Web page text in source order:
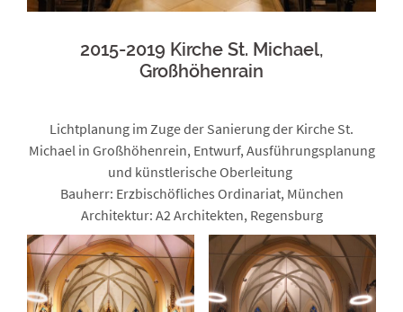
2015-2019 Kirche St. Michael,
Großhöhenrain
Lichtplanung im Zuge der Sanierung der Kirche St.
Michael in Großhöhenrein, Entwurf, Ausführungsplanung
und künstlerische Oberleitung
Bauherr: Erzbischöfliches Ordinariat, München
Architektur: A2 Architekten, Regensburg